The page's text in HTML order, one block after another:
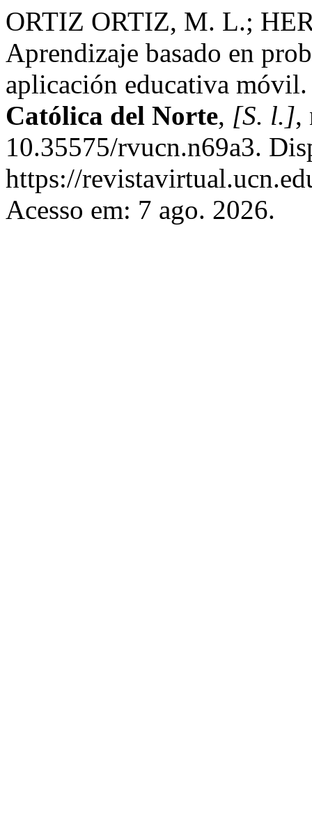
ORTIZ ORTIZ, M. L.;
Aprendizaje basado en
aplicación educativa
Católica del Norte, [S. l.],
10.35575/rvucn.n69a3.
https://
Acesso em: 7 ago. 2026.